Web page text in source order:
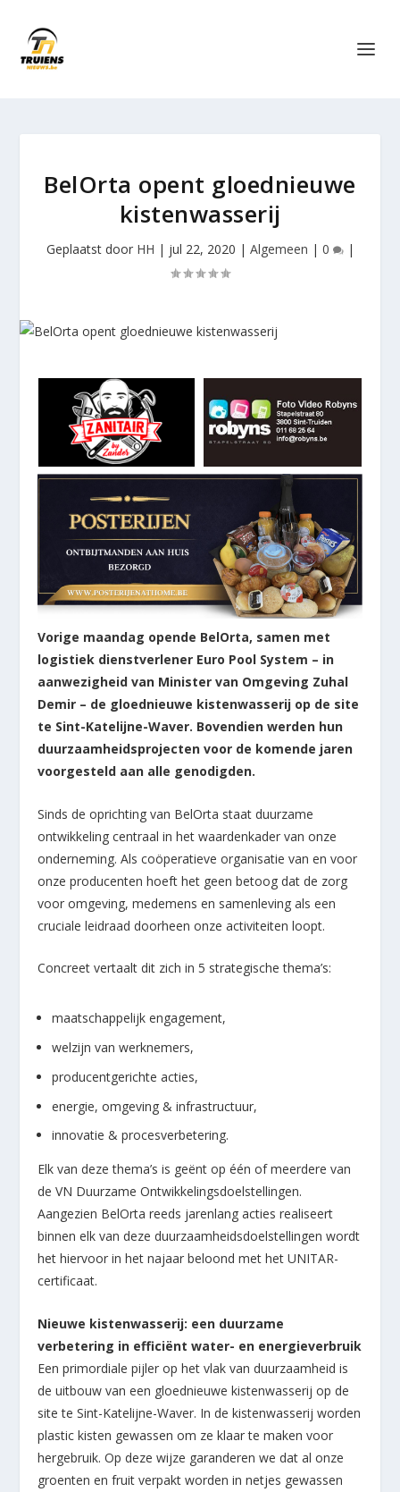
BelOrta opent gloednieuwe
kistenwasserij
Geplaatst door HH | jul 22, 2020 | Algemeen | 0 |
Vorige maandag opende BelOrta, samen met
logistiek dienstverlener Euro Pool System – in
aanwezigheid van Minister van Omgeving Zuhal
Demir – de gloednieuwe kistenwasserij op de site
te Sint-Katelijne-Waver. Bovendien werden hun
duurzaamheidsprojecten voor de komende jaren
voorgesteld aan alle genodigden.
Sinds de oprichting van BelOrta staat duurzame
ontwikkeling centraal in het waardenkader van onze
onderneming. Als coöperatieve organisatie van en voor
onze producenten hoeft het geen betoog dat de zorg
voor omgeving, medemens en samenleving als een
cruciale leidraad doorheen onze activiteiten loopt.
Concreet vertaalt dit zich in 5 strategische thema’s:
maatschappelijk engagement,
welzijn van werknemers,
producentgerichte acties,
energie, omgeving & infrastructuur,
innovatie & procesverbetering.
Elk van deze thema’s is geënt op één of meerdere van
de VN Duurzame Ontwikkelingsdoelstellingen.
Aangezien BelOrta reeds jarenlang acties realiseert
binnen elk van deze duurzaamheidsdoelstellingen wordt
het hiervoor in het najaar beloond met het UNITAR-
certificaat.
Nieuwe kistenwasserij: een duurzame
verbetering in efficiënt water- en energieverbruik
Een primordiale pijler op het vlak van duurzaamheid is
de uitbouw van een gloednieuwe kistenwasserij op de
site te Sint-Katelijne-Waver. In de kistenwasserij worden
plastic kisten gewassen om ze klaar te maken voor
hergebruik. Op deze wijze garanderen we dat al onze
groenten en fruit verpakt worden in netjes gewassen